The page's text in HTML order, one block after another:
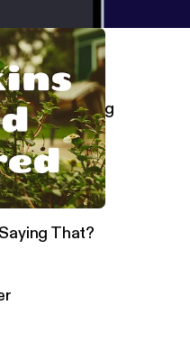
Dognapping
Worms
That?